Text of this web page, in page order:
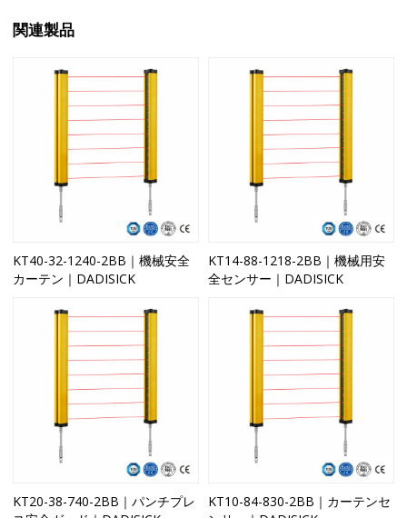
関連製品
KT40-32-1240-2BB｜機械安全
カーテン｜DADISICK
KT14-88-1218-2BB｜機械用安
全センサー｜DADISICK
KT20-38-740-2BB｜パンチプレ
KT10-84-830-2BB｜カーテンセ